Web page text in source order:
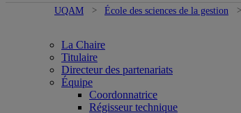
UQAM École des sciences de la gestion
La Chaire
Titulaire
Directeur des partenariats
Équipe
Coordonnatrice
Régisseur technique